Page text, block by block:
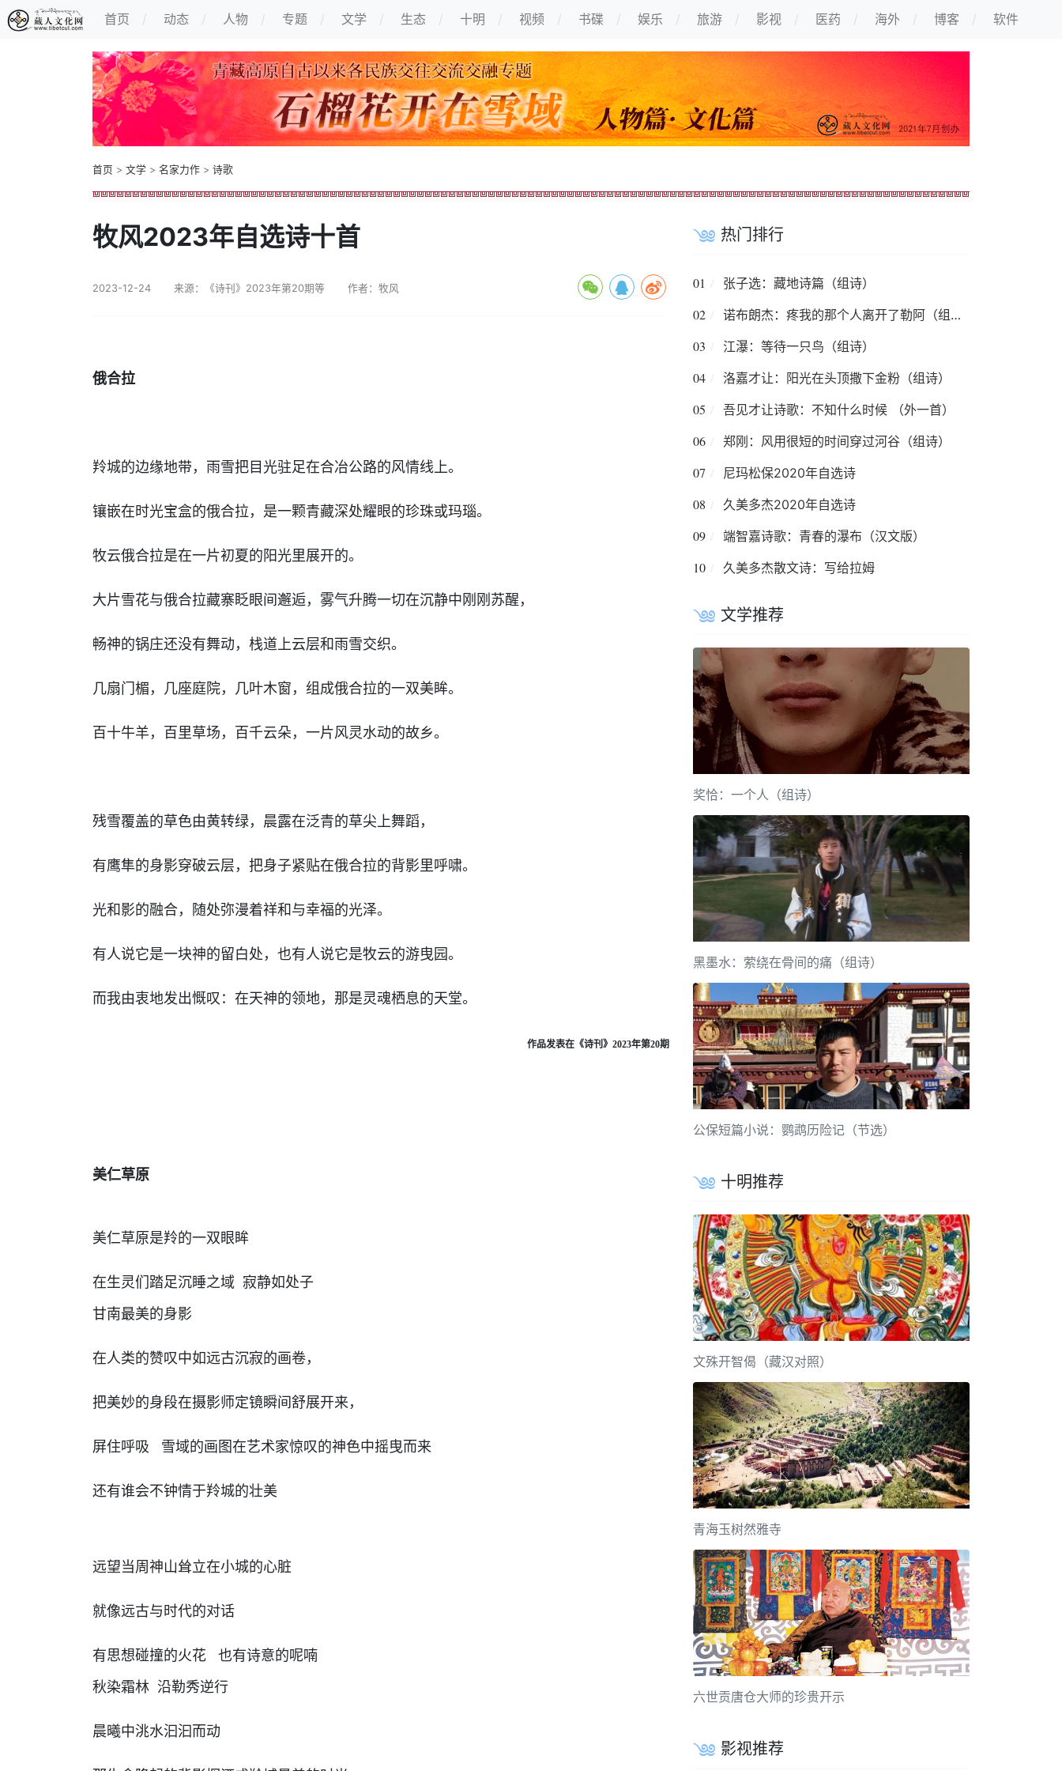
首页 动态 人物 专题 文学 生态 十明 视频 书碟 娱乐 旅游 影视 医药 海外 博客 软件
首页 > 文学 > 名家力作 > 诗歌
牧风2023年自选诗十首
2023-12-24 来源：《诗刊》2023年第20期等 作者：牧风
俄合拉
羚城的边缘地带，雨雪把目光驻足在合冶公路的风情线上。
镶嵌在时光宝盒的俄合拉，是一颗青藏深处耀眼的珍珠或玛瑙。
牧云俄合拉是在一片初夏的阳光里展开的。
大片雪花与俄合拉藏寨眨眼间邂逅，雾气升腾一切在沉静中刚刚苏醒，
畅神的锅庄还没有舞动，栈道上云层和雨雪交织。
几扇门楣，几座庭院，几叶木窗，组成俄合拉的一双美眸。
百十牛羊，百里草场，百千云朵，一片风灵水动的故乡。
残雪覆盖的草色由黄转绿，晨露在泛青的草尖上舞蹈，
有鹰隼的身影穿破云层，把身子紧贴在俄合拉的背影里呼啸。
光和影的融合，随处弥漫着祥和与幸福的光泽。
有人说它是一块神的留白处，也有人说它是牧云的游曳园。
而我由衷地发出慨叹：在天神的领地，那是灵魂栖息的天堂。
作品发表在《诗刊》2023年第20期
美仁草原
美仁草原是羚的一双眼眸
在生灵们踏足沉睡之域 寂静如处子
甘南最美的身影
在人类的赞叹中如远古沉寂的画卷，
把美妙的身段在摄影师定镜瞬间舒展开来，
屏住呼吸 雪域的画图在艺术家惊叹的神色中摇曳而来
还有谁会不钟情于羚城的壮美
远望当周神山耸立在小城的心脏
就像远古与时代的对话
有思想碰撞的火花 也有诗意的呢喃
秋染霜林 沿勒秀逆行
晨曦中洮水汩汩而动
热门排行
01 张子选：藏地诗篇（组诗）
02 诺布朗杰：疼我的那个人离开了勒阿（组诗）
03 江瀑：等待一只鸟（组诗）
04 洛嘉才让：阳光在头顶撒下金粉（组诗）
05 吾见才让诗歌：不知什么时候 （外一首）
06 郑刚：风用很短的时间穿过河谷（组诗）
07 尼玛松保2020年自选诗
08 久美多杰2020年自选诗
09 端智嘉诗歌：青春的瀑布（汉文版）
10 久美多杰散文诗：写给拉姆
文学推荐
奖恰：一个人（组诗）
黑墨水：萦绕在骨间的痛（组诗）
公保短篇小说：鹦鹉历险记（节选）
十明推荐
文殊开智偈（藏汉对照）
青海玉树然雅寺
六世贡唐仓大师的珍贵开示
影视推荐